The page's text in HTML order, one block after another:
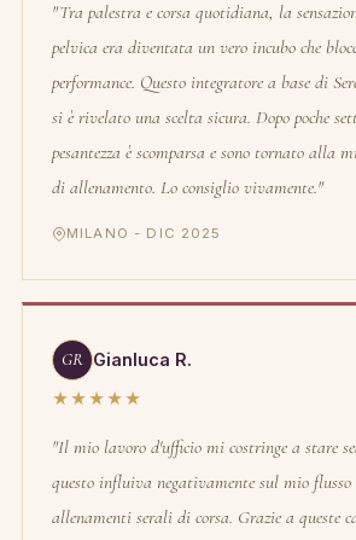
"Tra palestra e corsa quotidiana, la
pelvica era diventata un vero incubo che
performance. Questo integratore a base di
si è rivelato una scelta sicura. Dopo poche
pesantezza è scomparsa e sono tornato alla
di allenamento. Lo consiglio vivamente."
MILANO - DIC 2025
GR Gianluca R.
★★★★★
"Il mio lavoro d'ufficio mi costringe a stare
questo influiva negativamente sul mio
allenamenti serali di corsa. Grazie a queste